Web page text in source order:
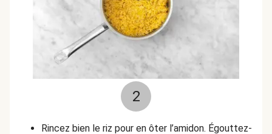
2
Rincez bien le riz pour en ôter l’amidon. Égouttez-